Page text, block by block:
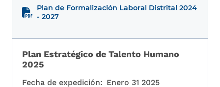
Plan de Formalización Laboral Distrital 2024
- 2027
Plan Estratégico de Talento Humano
2025
Fecha de expedición: Enero 31 2025